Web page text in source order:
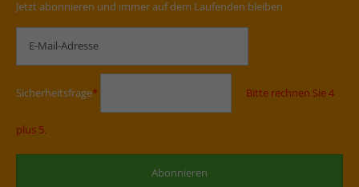
Jetzt abonnieren und immer auf dem Laufenden bleiben
Sicherheitsfrage* Bitte rechnen Sie 4
plus 5.